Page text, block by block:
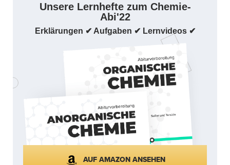
Unsere Lernhefte zum Chemie-
Abi'22
Erklärungen ✔ Aufgaben ✔ Lernvideos ✔
AUF AMAZON ANSEHEN